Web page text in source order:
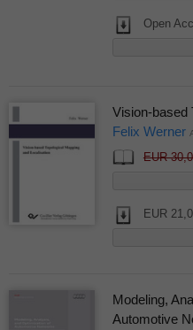
Open
Vision-based
Felix Werner
EUR
EUR
Modeling,
Automotive